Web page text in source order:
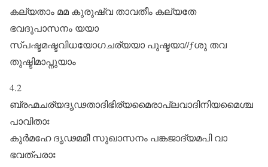
കല്യതാം മമ കുരുഷ്വ താവതീം കല്യതേ
ഭവദുപാസനം യയാ
സ്പഷ്ടമഷ്ടവിധയോഗചര്യയാ പുഷ്ടയാ//ƒശു തവ
തുഷ്ടിമാപ്നുയാം
4.2
ബ്രഹ്മചര്യദൃഢതാദിഭിര്യമൈരാപ്ലവാദിനിയമൈശ്ച
പാവിതാഃ
കുർമഹേ ദൃഢമമീ സുഖാസനം പങ്കജാദ്യമപി വാ
ഭവത്പരാഃ